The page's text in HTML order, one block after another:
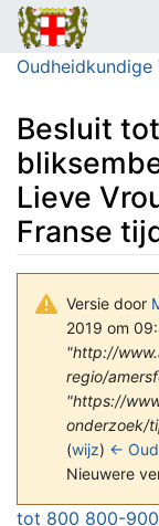
Besluit
Lieve
Franse
Versie door
2019 om
"http://
regio/
"https://
onderzoek/
(wijz) ←
Nieuwere
Ga naar: navigatie
tot 800 800-900